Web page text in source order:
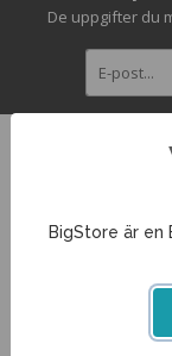
De uppgifter du
Följ oss
BigStore är en